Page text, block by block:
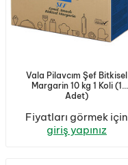
Vala Pilavcım Şef Bitkisel
Margarin 10 kg 1 Koli (1
Adet)
Fiyatları görmek için
giriş yapınız